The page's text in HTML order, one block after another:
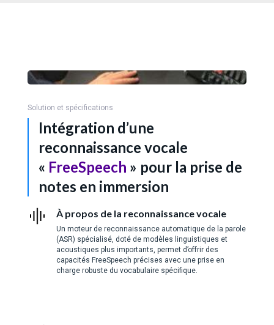
Solution et spécifications
Intégration d’une
reconnaissance vocale
« FreeSpeech » pour la prise de
notes en immersion
À propos de la reconnaissance vocale
Un moteur de reconnaissance automatique de la parole
(ASR) spécialisé, doté de modèles linguistiques et
acoustiques plus importants, permet d’offrir des
capacités FreeSpeech précises avec une prise en
charge robuste du vocabulaire spécifique.